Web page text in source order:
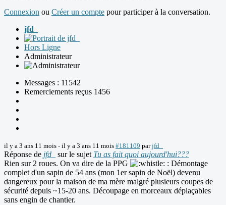
Connexion ou Créer un compte pour participer à la conversation.
jfd_
Hors Ligne
Administrateur
Messages : 11542
Remerciements reçus 1456
il y a 3 ans 11 mois - il y a 3 ans 11 mois #181109 parjfd_
Réponse de jfd_ sur le sujet Tu as fait quoi aujourd'hui???
Rien sur 2 roues. On va dire de la PPG
: Démontage
complet d'un sapin de 54 ans (mon 1er sapin de Noël) devenu
dangereux pour la maison de ma mère malgré plusieurs coupes de
sécurité depuis ~15-20 ans. Découpage en morceaux déplaçables
sans engin de chantier.